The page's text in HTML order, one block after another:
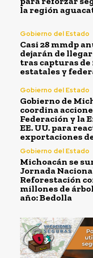
la región
Gobierno del Estado
Casi 28 mmdp
dejarán de
tras capturas de
estatales y
Gobierno del Estado
Gobierno de
coordina
Federación y la
EE. UU. para
exportaciones
Gobierno del Estado
Michoacán se
Jornada
Reforestación
millones de
año: Bedolla